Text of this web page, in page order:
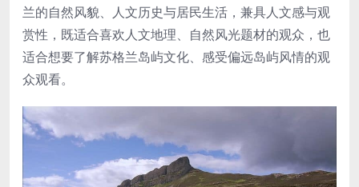
兰的自然风貌、人文历史与居民生活，兼具人文感与观
赏性，既适合喜欢人文地理、自然风光题材的观众，也
适合想要了解苏格兰岛屿文化、感受偏远岛屿风情的观
众观看。